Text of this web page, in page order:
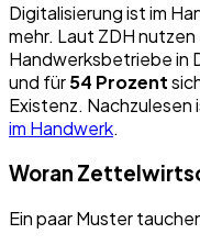
Digitalisierung ist im
mehr. Laut ZDH nutzen
Handwerksbetriebe in
und für54 Prozent
Existenz. Nachzulesen
im Handwerk.
Woran
Ein paar Muster